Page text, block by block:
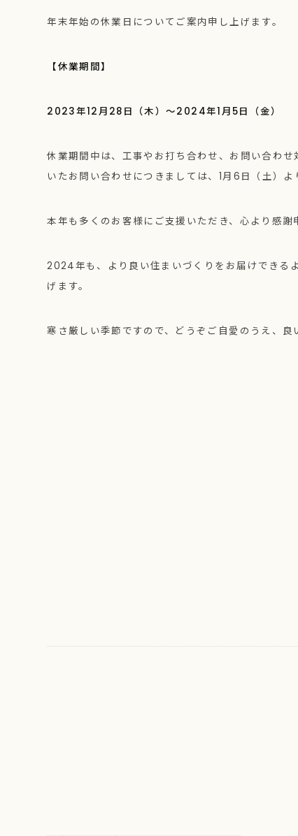
年末年始の休業日についてご案内申し上げます。
【休業期間】
2023年12月28日（木）～2024年1月5日（金）
休業期間中は、工事やお打ち合わせ、お問い合わ
いたお問い合わせにつきましては、1月6日（土）よ
本年も多くのお客様にご支援いただき、心より感謝
2024年も、より良い住まいづくりをお届けできる
げます。
寒さ厳しい季節ですので、どうぞご自愛のうえ、良